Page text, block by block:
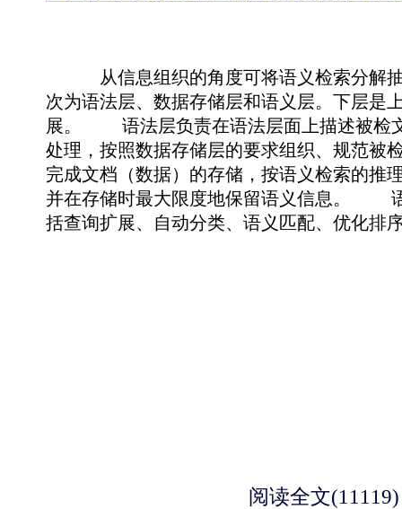
从信息组织的角度可将语义检索分解抽
次为语法层、数据存储层和语义层。下层是
展。 语法层负责在语法层面上描述被检
处理，按照数据存储层的要求组织、规范
完成文档（数据）的存储，按语义检索的推
并在存储时最大限度地保留语义信息。
括查询扩展、自动分类、语义匹配、优化排
阅读全文(11119)